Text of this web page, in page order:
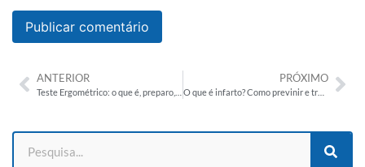
ANTERIOR PRÓXIMO
O que é infarto? Como previnir e tratar?